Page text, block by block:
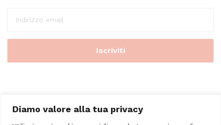
Diamo valore alla tua privacy